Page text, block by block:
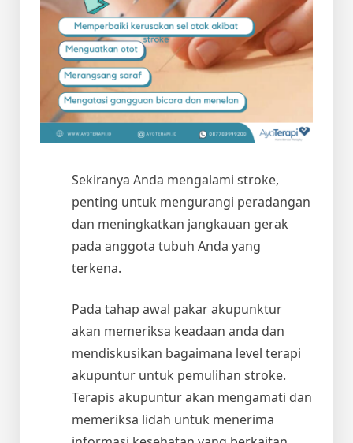
Sekiranya Anda mengalami stroke,
penting untuk mengurangi peradangan
dan meningkatkan jangkauan gerak
pada anggota tubuh Anda yang
terkena.
Pada tahap awal pakar akupunktur
akan memeriksa keadaan anda dan
mendiskusikan bagaimana level terapi
akupuntur untuk pemulihan stroke.
Terapis akupuntur akan mengamati dan
memeriksa lidah untuk menerima